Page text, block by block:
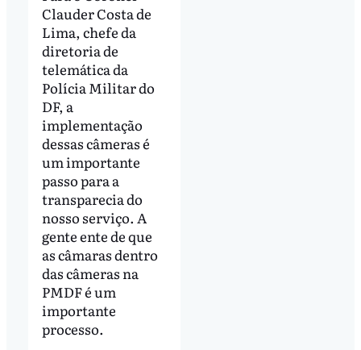
Clauder Costa de
Lima, chefe da
diretoria de
telemática da
Polícia Militar do
DF, a
implementação
dessas câmeras é
um importante
passo para a
transparecia do
nosso serviço. A
gente ente de que
as câmaras dentro
das câmeras na
PMDF é um
importante
processo.